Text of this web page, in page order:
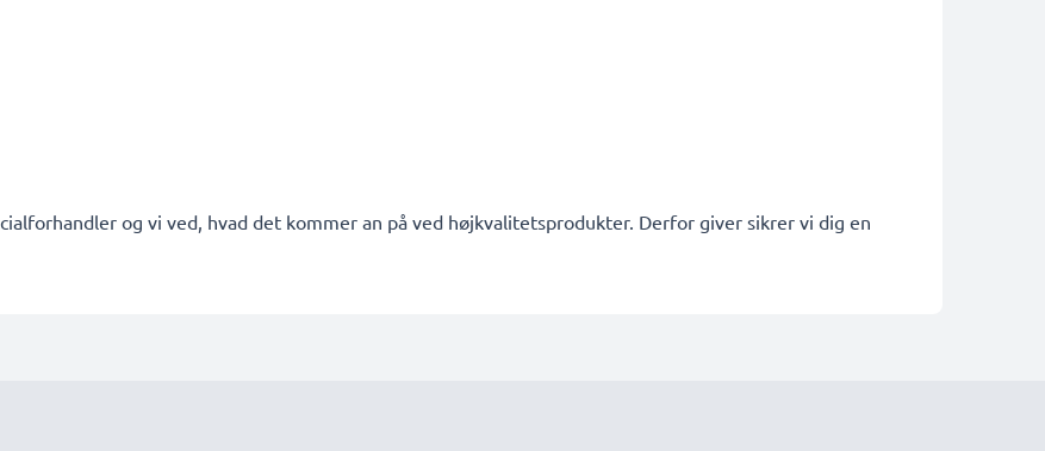
og vi ved, hvad det kommer an på ved højkvalitetsprodukter. Derfor giver sikrer vi dig en